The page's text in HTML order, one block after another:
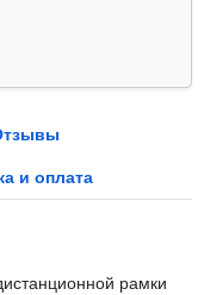
и оплата
рамки